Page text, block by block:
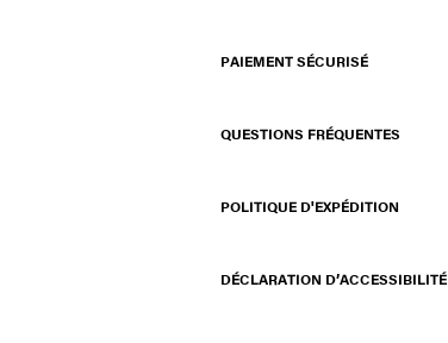
PAIEMENT SÉCURISÉ
QUESTIONS FRÉQUENTES
POLITIQUE D'EXPÉDITION
DÉCLARATION D’ACCESSIBILITÉ